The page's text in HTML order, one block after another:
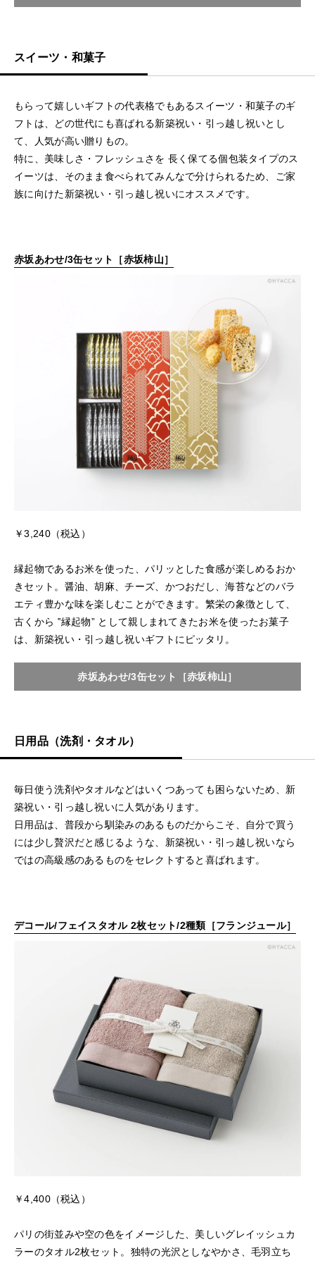
スイーツ・和菓子
もらって嬉しいギフトの代表格でもあるスイーツ・和菓子のギ
フトは、どの世代にも喜ばれる新築祝い・引っ越し祝いとし
て、人気が高い贈りもの。
特に、美味しさ・フレッシュさを 長く保てる個包装タイプのス
イーツは、そのまま食べられてみんなで分けられるため、ご家
族に向けた新築祝い・引っ越し祝いにオススメです。
赤坂あわせ/3缶セット［赤坂柿山］
￥3,240（税込）
縁起物であるお米を使った、パリッとした食感が楽しめるおか
きセット。醤油、胡麻、チーズ、かつおだし、海苔などのバラ
エティ豊かな味を楽しむことができます。繁栄の象徴として、
古くから ‟縁起物” として親しまれてきたお米を使ったお菓子
は、新築祝い・引っ越し祝いギフトにピッタリ。
赤坂あわせ/3缶セット［赤坂柿山］
日用品（洗剤・タオル）
毎日使う洗剤やタオルなどはいくつあっても困らないため、新
築祝い・引っ越し祝いに人気があります。
日用品は、普段から馴染みのあるものだからこそ、自分で買う
には少し贅沢だと感じるような、新築祝い・引っ越し祝いなら
ではの高級感のあるものをセレクトすると喜ばれます。
デコール/フェイスタオル 2枚セット/2種類［フランジュール］
￥4,400（税込）
パリの街並みや空の色をイメージした、美しいグレイッシュカ
ラーのタオル2枚セット。独特の光沢としなやかさ、毛羽立ち